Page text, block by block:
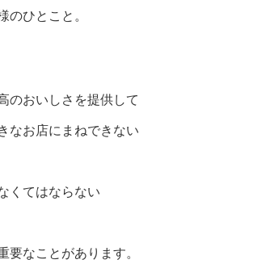
のひとこと。
のおいしさを提供して
なお店にまねできない
くてはならない
なことがあります。